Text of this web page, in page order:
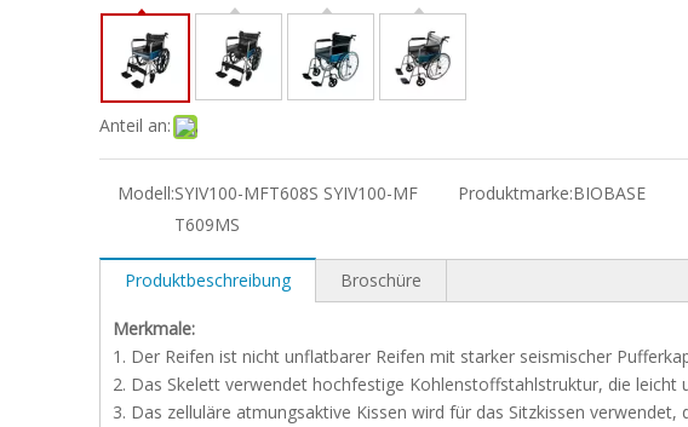
Anteil an:
Modell:SYIV100-MFT608S SYIV100-MF
T609MS
Produktmarke:BIOBASE
Produktbeschreibung Broschüre
Merkmale:
1. Der Reifen ist nicht unflatbarer Reifen mit starker seismischer
2. Das Skelett verwendet hochfestige Kohlenstoffstahlstruktur, die leicht
3. Das zelluläre atmungsaktive Kissen wird für das Sitzkissen